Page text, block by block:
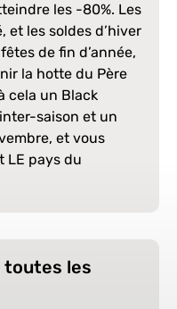
les -80%. Les
et les soldes d’hiver
de fin d’année,
la hotte du Père
cela un Black
saison et un
et vous
LE pays du
toutes les